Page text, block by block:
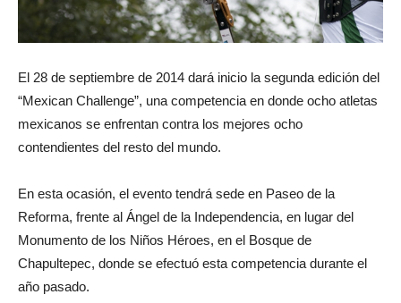
El 28 de septiembre de 2014 dará inicio la segunda edición del
“Mexican Challenge”, una competencia en donde ocho atletas
mexicanos se enfrentan contra los mejores ocho
contendientes del resto del mundo.
En esta ocasión, el evento tendrá sede en Paseo de la
Reforma, frente al Ángel de la Independencia, en lugar del
Monumento de los Niños Héroes, en el Bosque de
Chapultepec, donde se efectuó esta competencia durante el
año pasado.